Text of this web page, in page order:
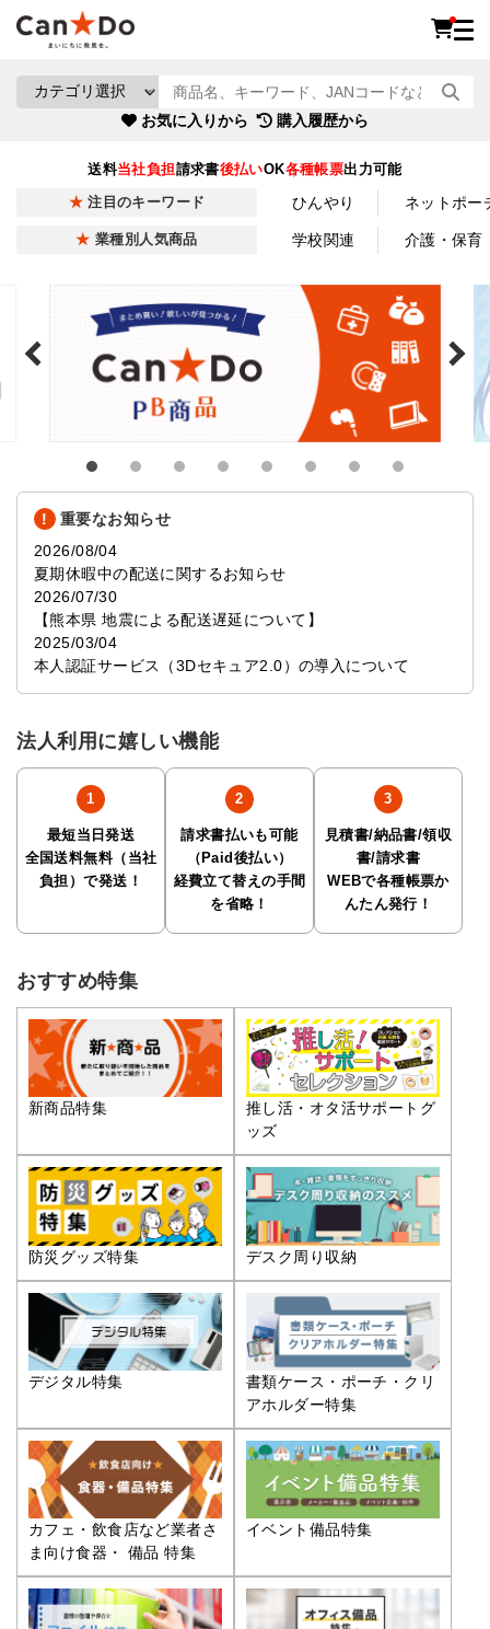
お気に入りから 購入履歴から
送料当社負担請求書後払いOK各種帳票出力可能
注目のキーワード ひんやり ネットポー
業種別人気商品 学校関連 介護・保育
重要なお知らせ
2026/08/04
夏期休暇中の配送に関するお知らせ
2026/07/30
【熊本県 地震による配送遅延について】
2025/03/04
本人認証サービス（3Dセキュア2.0）の導入について
法人利用に嬉しい機能
最短当日発送
全国送料無料（当社
負担）で発送！
請求書払いも可能
（Paid後払い）
経費立て替えの手間
を省略！
見積書/納品書/領収
書/請求書
WEBで各種帳票か
んたん発行！
おすすめ特集
新商品特集
推し活・オタ活サポートグ
ッズ
防災グッズ特集 デスク周り収納
デジタル特集
書類ケース・ポーチ・クリ
アホルダー特集
カフェ・飲食店など業者さ
ま向け食器・ 備品 特集
イベント備品特集